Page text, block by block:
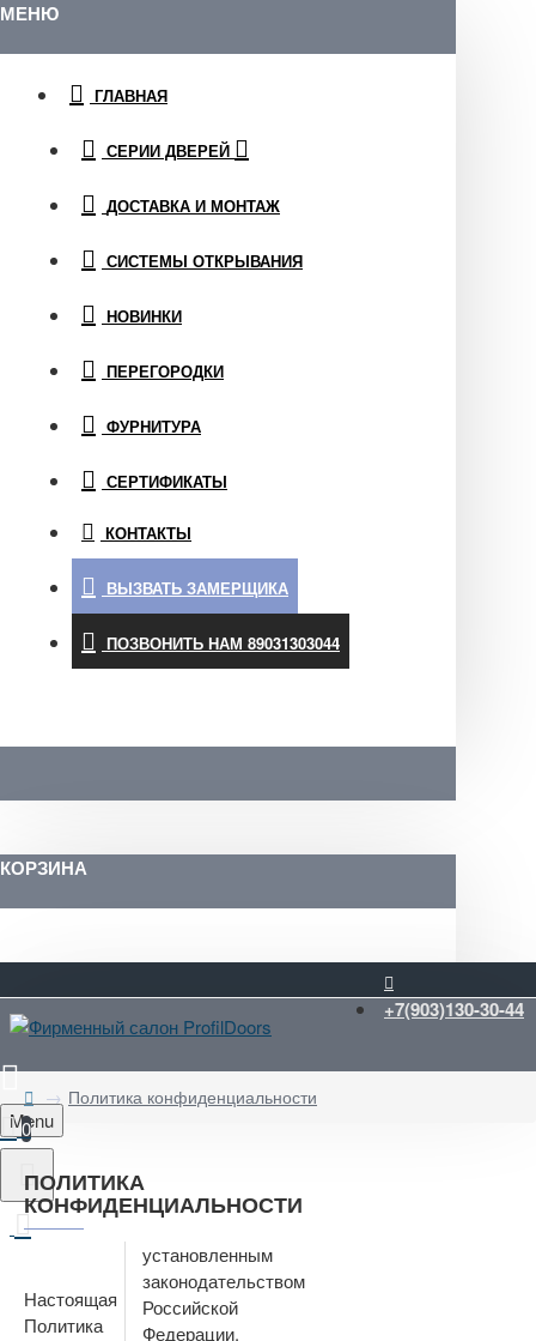
МЕНЮ
ГЛАВНАЯ
СЕРИИ ДВЕРЕЙ
ДОСТАВКА И МОНТАЖ
СИСТЕМЫ ОТКРЫВАНИЯ
НОВИНКИ
ПЕРЕГОРОДКИ
ФУРНИТУРА
СЕРТИФИКАТЫ
КОНТАКТЫ
ВЫЗВАТЬ ЗАМЕРЩИКА
ПОЗВОНИТЬ НАМ 89031303044
КОРЗИНА
+7(903)130-30-44
Menu
0
Политика конфиденциальности
ПОЛИТИКА
КОНФИДЕНЦИАЛЬНОСТИ
Настоящая
Политика
установленным
законодательством
Российской
Федерации.